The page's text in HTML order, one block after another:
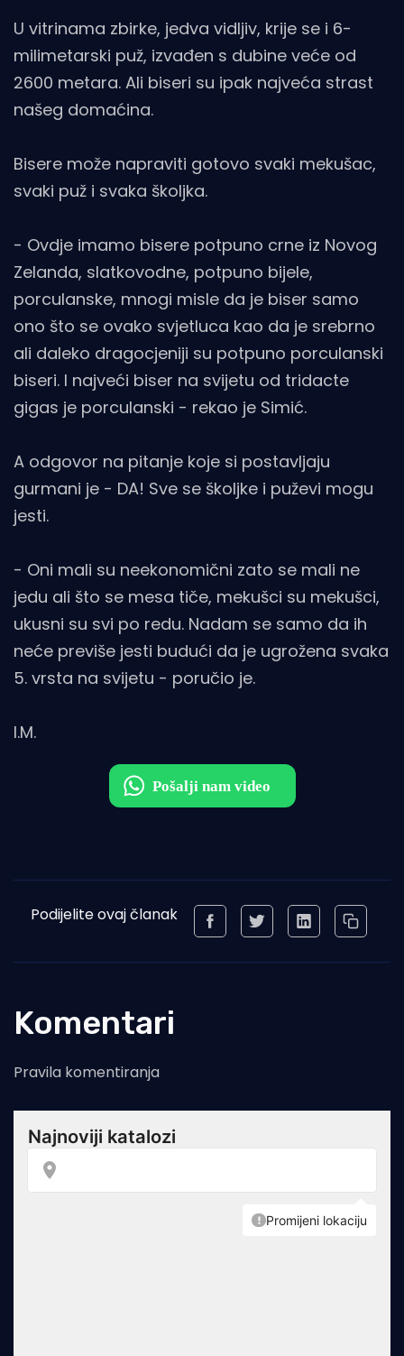
U vitrinama zbirke, jedva vidljiv, krije se i 6-
milimetarski puž, izvađen s dubine veće od
2600 metara. Ali biseri su ipak najveća strast
našeg domaćina.
Bisere može napraviti gotovo svaki mekušac,
svaki puž i svaka školjka.
- Ovdje imamo bisere potpuno crne iz Novog
Zelanda, slatkovodne, potpuno bijele,
porculanske, mnogi misle da je biser samo
ono što se ovako svjetluca kao da je srebrno
ali daleko dragocjeniji su potpuno porculanski
biseri. I najveći biser na svijetu od tridacte
gigas je porculanski - rekao je Simić.
A odgovor na pitanje koje si postavljaju
gurmani je - DA! Sve se školjke i puževi mogu
jesti.
- Oni mali su neekonomični zato se mali ne
jedu ali što se mesa tiče, mekušci su mekušci,
ukusni su svi po redu. Nadam se samo da ih
neće previše jesti budući da je ugrožena svaka
5. vrsta na svijetu - poručio je.
I.M.
Podijelite ovaj članak
Komentari
Pravila komentiranja